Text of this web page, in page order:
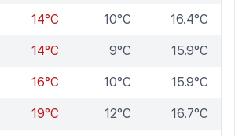
14°C 10°C 16.4°C
14°C 9°C 15.9°C
16°C 10°C 15.9°C
19°C 12°C 16.7°C